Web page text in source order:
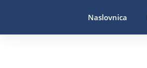
Naslovnica